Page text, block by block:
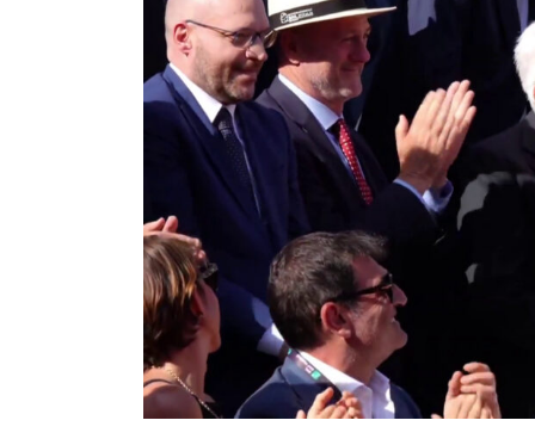
degli
Internazionali,
standing
ovation